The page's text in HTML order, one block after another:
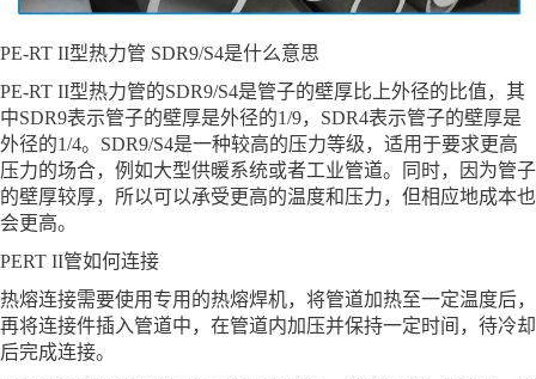
PE-RT II型热力管 SDR9/S4是什么意思
PE-RT II型热力管的SDR9/S4是管子的壁厚比上外径的比值，其
中SDR9表示管子的壁厚是外径的1/9，SDR4表示管子的壁厚是
外径的1/4。SDR9/S4是一种较高的压力等级，适用于要求更高
压力的场合，例如大型供暖系统或者工业管道。同时，因为管子
的壁厚较厚，所以可以承受更高的温度和压力，但相应地成本也
会更高。
PERT II管如何连接
热熔连接需要使用专用的热熔焊机，将管道加热至一定温度后，
再将连接件插入管道中，在管道内加压并保持一定时间，待冷却
后完成连接。